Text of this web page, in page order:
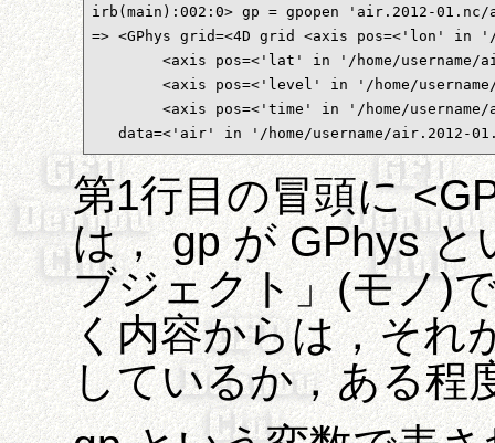
irb(main):002:0> gp = gpopen 'air.2012-01.nc/
=> <GPhys grid=<4D grid <axis pos=<'lon' in
<axis pos=<'lat' in '/home/username/
<axis pos=<'level' in '/home/
<axis pos=<'time' in '/home/
data=<'air' in '/home/username/air.2012-
第1行目の冒頭に
は， gp が GPhys と
ブジェクト」(モノ)
く内容からは，それ
しているか，ある程